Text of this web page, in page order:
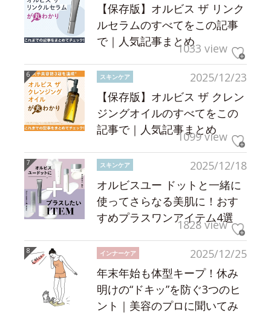
【保存版】オルビス ザ リンク
ルセラムのすべてをこの記事
で｜人気記事まとめ1033 view
2025/12/23
スキンケア
【保存版】オルビス ザ クレン
ジングオイルのすべてをこの
記事で｜人気記事まとめ
1099 view
2025/12/18
スキンケア
オルビスユー ドットと一緒に
使ってさらなる美肌に！おす
すめプラスワンアイテム4選
1828 view
2025/12/25
インナーケア
年末年始も体型キープ！休み
明けの“ドキッ”を防ぐ3つのヒ
ント｜美容のプロに聞いてみ